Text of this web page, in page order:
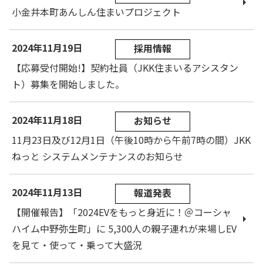
小金井本町あんしん住まいプロジェクト
2024年11月19日
採用情報
【応募受付開始!】契約社員（JKK住まいるアシスタン
ト）募集を開始しました。
2024年11月18日
お知らせ
11月23日及び12月1日（午後10時から午前7時の間）JKK
ねっと システムメンテナンスのお知らせ
2024年11月13日
報道発表
【開催報告】「2024EVをもっと身近に！＠コーシャ
ハイム中野弥生町」に 5,300人の親子連れが来場しEV
を見て・使って・乗って大盛況